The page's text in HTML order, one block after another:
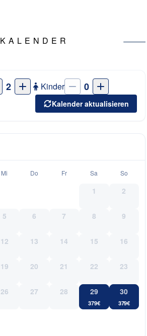
KALENDER
2 Kinder 0
Kalender aktualisieren
Mi Do Fr Sa So
1 2
5 6 7 8 9
12 13 14 15 16
19 20 21 22 23
26 27 28 29
379€
30
379€